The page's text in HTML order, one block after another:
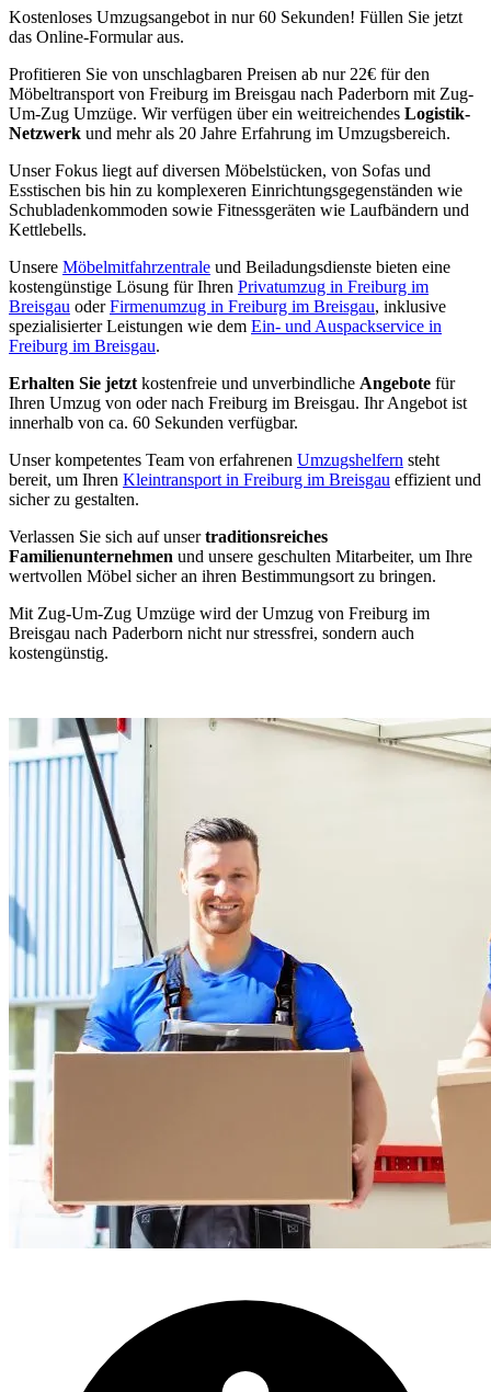
Kostenloses Umzugsangebot in nur 60 Sekunden! Füllen Sie jetzt
das Online-Formular aus.
Profitieren Sie von unschlagbaren Preisen ab nur 22€ für den
Möbeltransport von Freiburg im Breisgau nach Paderborn mit Zug-
Um-Zug Umzüge. Wir verfügen über ein weitreichendes Logistik-
Netzwerk und mehr als 20 Jahre Erfahrung im Umzugsbereich.
Unser Fokus liegt auf diversen Möbelstücken, von Sofas und
Esstischen bis hin zu komplexeren Einrichtungsgegenständen wie
Schubladenkommoden sowie Fitnessgeräten wie Laufbändern und
Kettlebells.
Unsere Möbelmitfahrzentrale und Beiladungsdienste bieten eine
kostengünstige Lösung für Ihren Privatumzug in Freiburg im
Breisgau oderFirmenumzug in Freiburg im Breisgau, inklusive
spezialisierter Leistungen wie dem Ein- und Auspackservice in
Freiburg im Breisgau.
Erhalten Sie jetzt kostenfreie und unverbindliche Angebote für
Ihren Umzug von oder nach Freiburg im Breisgau. Ihr Angebot ist
innerhalb von ca. 60 Sekunden verfügbar.
Unser kompetentes Team von erfahrenen Umzugshelfern steht
bereit, um Ihren Kleintransport in Freiburg im Breisgau effizient und
sicher zu gestalten.
Verlassen Sie sich auf unsertraditionsreiches
Familienunternehmen und unsere geschulten Mitarbeiter, um Ihre
wertvollen Möbel sicher an ihren Bestimmungsort zu bringen.
Mit Zug-Um-Zug Umzüge wird der Umzug von Freiburg im
Breisgau nach Paderborn nicht nur stressfrei, sondern auch
kostengünstig.